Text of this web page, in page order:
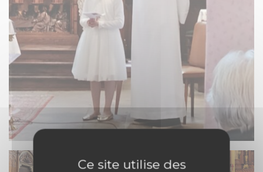
Ce site utilise des